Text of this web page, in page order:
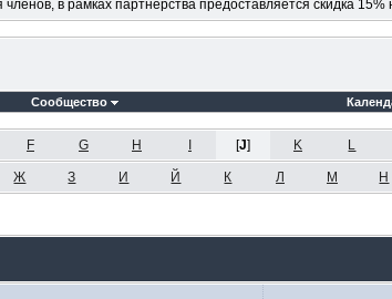
членов, в рамках партнерства предоставляется скидка
Сообщество
F G H [J] K L
Ж З И Й К Л М Н